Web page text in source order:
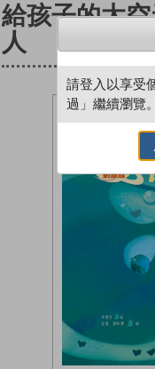
給孩子的太
人
請登入以享受
過」繼續瀏覽。